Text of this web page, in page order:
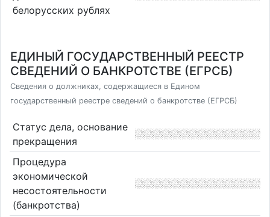
белорусских рублях
ЕДИНЫЙ ГОСУДАРСТВЕННЫЙ РЕЕСТР
СВЕДЕНИЙ О БАНКРОТСТВЕ (ЕГРСБ)
Сведения о должниках, содержащиеся в Едином
государственный реестре сведений о банкротстве (ЕГРСБ)
Статус дела, основание
прекращения
Процедура
экономической
несостоятельности
(банкротства)